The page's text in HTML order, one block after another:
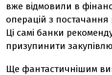
вже відмовили в
операцій з постачання
Ці самі банки
призупинити
Ще фантастичнішим